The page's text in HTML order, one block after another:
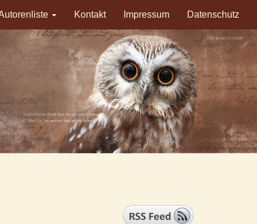
Kontakt Impressum Datenschutz